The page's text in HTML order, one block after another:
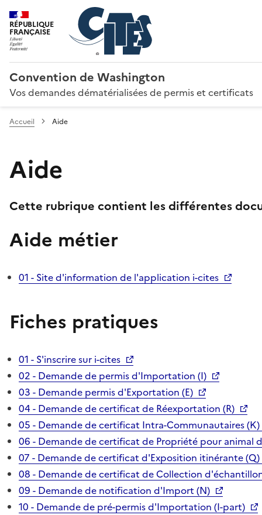
RÉPUBLIQUE
FRANÇAISE
Convention de Washington
Vos demandes dématérialisées de permis et certificats
Accueil Aide
Aide
Cette rubrique contient les différentes
Aide métier
01 - Site d'information de l'application i-cites
Fiches pratiques
01 - S'inscrire sur i-cites
02 - Demande de permis d'Importation (I)
03 - Demande permis d'Exportation (E)
04 - Demande de certificat de Réexportation (R)
05 - Demande de certificat Intra-Communautaires (K)
06 - Demande de certificat de Propriété pour animal
07 - Demande de certificat d'Exposition itinérante (Q)
08 - Demande de certificat de Collection
09 - Demande de notification d'Import (N)
10 - Demande de pré-permis d'Importation (I-part)